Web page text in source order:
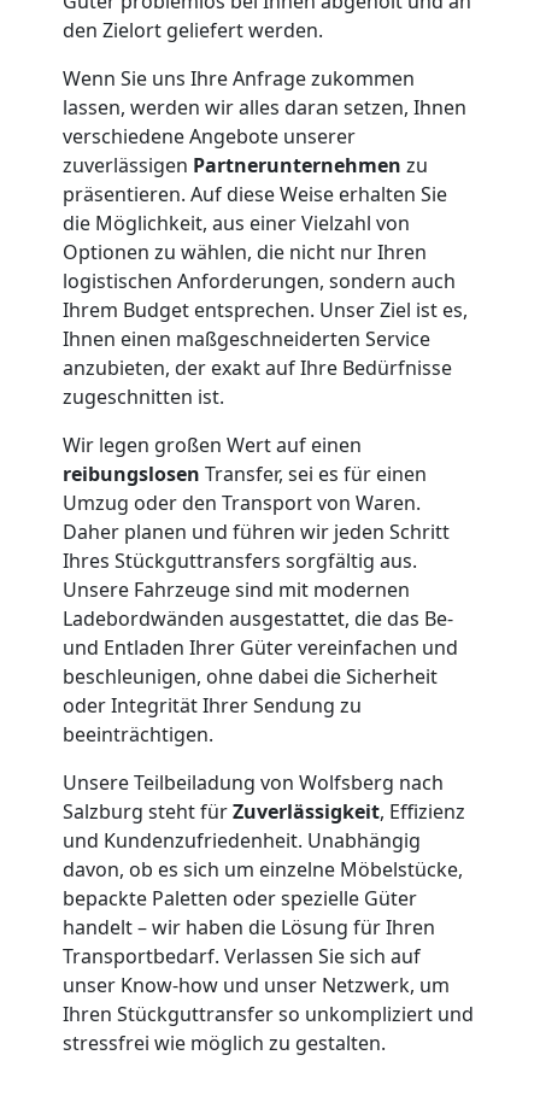
den Zielort geliefert werden.
Wenn Sie uns Ihre Anfrage zukommen
lassen, werden wir alles daran setzen, Ihnen
verschiedene Angebote unserer
zuverlässigen Partnerunternehmen zu
präsentieren. Auf diese Weise erhalten Sie
die Möglichkeit, aus einer Vielzahl von
Optionen zu wählen, die nicht nur Ihren
logistischen Anforderungen, sondern auch
Ihrem Budget entsprechen. Unser Ziel ist es,
Ihnen einen maßgeschneiderten Service
anzubieten, der exakt auf Ihre Bedürfnisse
zugeschnitten ist.
Wir legen großen Wert auf einen
reibungslosen Transfer, sei es für einen
Umzug oder den Transport von Waren.
Daher planen und führen wir jeden Schritt
Ihres Stückguttransfers sorgfältig aus.
Unsere Fahrzeuge sind mit modernen
Ladebordwänden ausgestattet, die das Be-
und Entladen Ihrer Güter vereinfachen und
beschleunigen, ohne dabei die Sicherheit
oder Integrität Ihrer Sendung zu
beeinträchtigen.
Unsere Teilbeiladung von Wolfsberg nach
Salzburg steht fürZuverlässigkeit, Effizienz
und Kundenzufriedenheit. Unabhängig
davon, ob es sich um einzelne Möbelstücke,
bepackte Paletten oder spezielle Güter
handelt – wir haben die Lösung für Ihren
Transportbedarf. Verlassen Sie sich auf
unser Know-how und unser Netzwerk, um
Ihren Stückguttransfer so unkompliziert und
stressfrei wie möglich zu gestalten.
Wolfsberg
Umzug
und
Lagerung
Wolfsberg
Full-
Service-
Umzug
Wolfsberg
Qualitäts-
Umzüge
Wolfsberg
Vereinsumzug
Wolfsberg
Anfrage